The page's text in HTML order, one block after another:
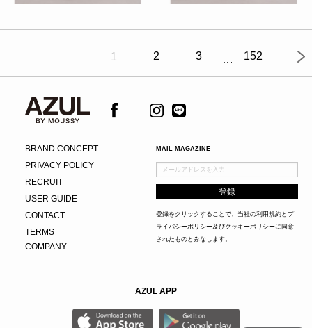
1 2 3 152
BRAND CONCEPT
PRIVACY POLICY
RECRUIT
USER GUIDE
CONTACT
TERMS
COMPANY
MAIL MAGAZINE
登録をクリックすることで、当社の利用規約とプ
ライバシーポリシー及びクッキーポリシーに同意
されたものとみなします。
AZUL APP